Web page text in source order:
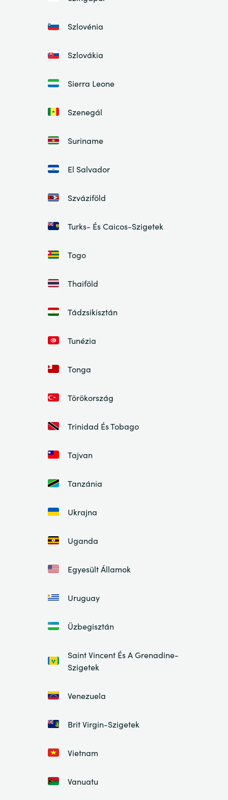
Szlovénia
Szlovákia
Sierra Leone
Szenegál
Suriname
El Salvador
Szváziföld
Turks- És Caicos-Szigetek
Togo
Thaiföld
Tádzsikisztán
Tunézia
Tonga
Törökország
Trinidad És Tobago
Tajvan
Tanzánia
Ukrajna
Uganda
Egyesült Államok
Uruguay
Üzbegisztán
Saint Vincent És A Grenadine-
Szigetek
Venezuela
Brit Virgin-Szigetek
Vietnam
Vanuatu